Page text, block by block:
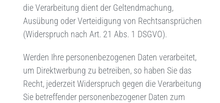
die Verarbeitung dient der Geltendmachung,
Ausübung oder Verteidigung von Rechtsansprüchen
(Widerspruch nach Art. 21 Abs. 1 DSGVO).
Werden Ihre personenbezogenen Daten verarbeitet,
um Direktwerbung zu betreiben, so haben Sie das
Recht, jederzeit Widerspruch gegen die Verarbeitung
Sie betreffender personenbezogener Daten zum